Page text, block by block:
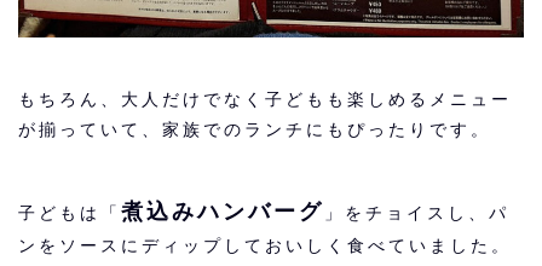
もちろん、大人だけでなく子どもも楽しめるメニュー
が揃っていて、家族でのランチにもぴったりです。
子どもは「 煮込みハンバーグ 」をチョイスし、パ
ンをソースにディップしておいしく食べていました。